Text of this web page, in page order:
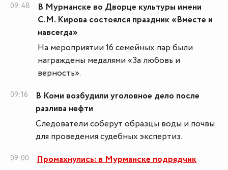
09:48
В Мурманске во Дворце культуры имени
С.М. Кирова состоялся праздник «Вместе и
навсегда»
На мероприятии 16 семейных пар были
награждены медалями «За любовь и
верность».
09:16
В Коми возбудили уголовное дело после
разлива нефти
Следователи соберут образцы воды и почвы
для проведения судебных экспертиз.
09:00
Промахнулись: в Мурманске подрядчик